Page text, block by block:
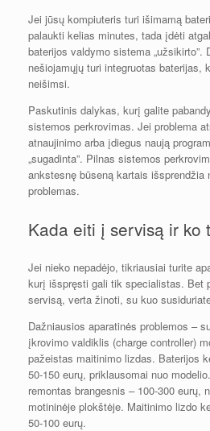
Jei jūsų kompiuteris turi išimamą
palaukti kelias minutes, tada įdėti
baterijos valdymo sistema „užsikirto”.
nešiojamųjų turi integruotas baterijas,
neišimsi.
Paskutinis dalykas, kurį galite
sistemos perkrovimas. Jei problema
atnaujinimo arba įdiegus naują
„sugadinta”. Pilnas sistemos
ankstesnę būseną kartais išsprendžia
problemas.
Kada eiti į servisą ir ko
Jei nieko nepadėjo, tikriausiai turite
kurį išspręsti gali tik specialistas. Bet
servisą, verta žinoti, su kuo
Dažniausios aparatinės problemos –
įkrovimo valdiklis (charge controller)
pažeistas maitinimo lizdas. Baterijos
50-150 eurų, priklausomai nuo
remontas brangesnis – 100-300 eurų,
motininėje plokštėje. Maitinimo lizdo
50-100 eurų.